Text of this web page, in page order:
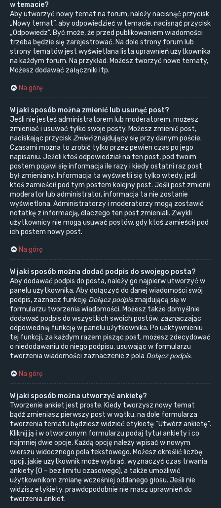
w temacie?
Aby utworzyć nowy temat na forum, należy nacisnąć przycisk
„Nowy temat”, aby odpowiedzieć w temacie, nacisnąć przycisk
„Odpowiedz”. Być może, że przed publikowaniem wiadomości
trzeba będzie się zarejestrować. Na dole strony forum lub
strony tematów jest wyświetlana lista uprawnień użytkownika
na każdym forum. Na przykład: Możesz tworzyć nowe tematy,
Możesz dodawać załączniki itp.
Na górę
W jaki sposób można zmienić lub usunąć post?
Jeśli nie jesteś administratorem lub moderatorem, możesz
zmieniać i usuwać tylko swoje posty. Możesz zmienić post,
naciskając przyciskZmieńznajdujący się przy danym poście.
Czasami można to zrobić tylko przez pewien czas po jego
napisaniu. Jeżeli ktoś odpowiedział na ten post, pod twoim
postem pojawi się informacja ile razy i kiedy ostatni raz post
był zmieniany. Informacja ta wyświetli się tylko wtedy, jeśli
ktoś zamieścił pod tym postem kolejny post. Jeśli post zmienił
moderator lub administrator, informacja ta nie zostanie
wyświetlona. Administratorzy i moderatorzy mogą zostawić
notatkę z informacją, dlaczego ten post zmieniali. Zwykli
użytkownicy nie mogą usuwać postów, gdy ktoś zamieścił pod
ich postem nowy post.
Na górę
W jaki sposób można dodać podpis do swojego posta?
Aby dodawać podpis do posta, należy go najpierw utworzyć w
panelu użytkownika. Aby dołączyć do danej wiadomości swój
podpis, zaznacz funkcję Dołącz podpisznajdującą się w
formularzu tworzenia wiadomości. Możesz także domyślnie
dodawać podpis do wszystkich swoich postów, zaznaczając
odpowiednią funkcję w panelu użytkownika. Po uaktywnieniu
tej funkcji, za każdym razem pisząc post, możesz zdecydować
o niedodawaniu do niego podpisu, usuwając w formularzu
tworzenia wiadomości zaznaczenie z pola Dołącz podpis.
Na górę
W jaki sposób można utworzyć ankietę?
Tworzenie ankiet jest proste. Kiedy tworzysz nowy temat
bądź zmieniasz pierwszy post w wątku, na dole formularza
tworzenia tematu będziesz widzieć etykietę “Utwórz ankietę”.
Kliknij ją i w otworzonym formularzu podaj tytuł ankiety i co
najmniej dwie opcje. Każdą opcję należy wpisać w nowym
wierszu widocznego pola tekstowego. Możesz określić liczbę
opcji, jakie użytkownik może wybrać, wyznaczyć czas trwania
ankiety (0 – bez limitu czasowego), a także umożliwić
użytkownikom zmianę wcześniej oddanego głosu. Jeśli nie
widzisz etykiety, prawdopodobnie nie masz uprawnień do
tworzenia ankiet.